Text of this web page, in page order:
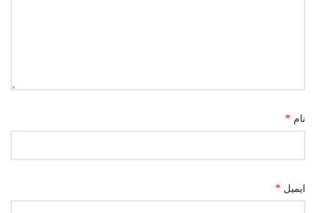
نام *
ایمیل *